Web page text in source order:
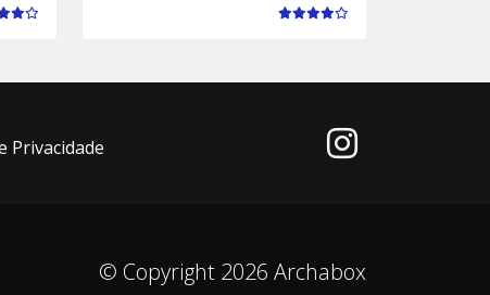
Privacidade
© Copyright 2026 Archabox